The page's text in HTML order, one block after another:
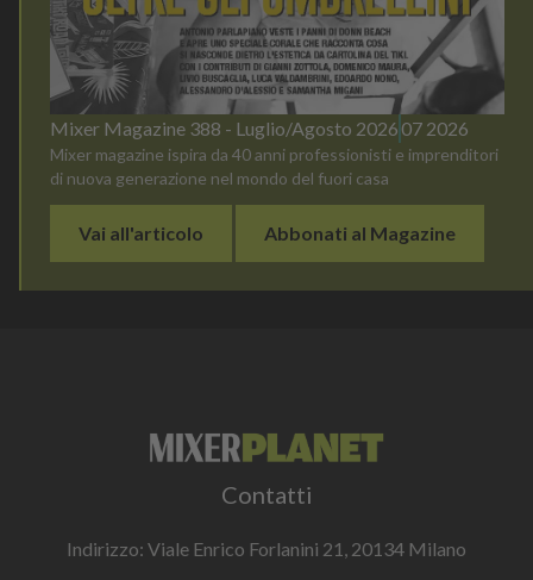
Mixer Magazine 388 - Luglio/Agosto 2026 07 2026
Mixer magazine ispira da 40 anni professionisti e imprenditori
di nuova generazione nel mondo del fuori casa
Vai all'articolo Abbonati al Magazine
Contatti
Indirizzo: Viale Enrico Forlanini 21, 20134 Milano